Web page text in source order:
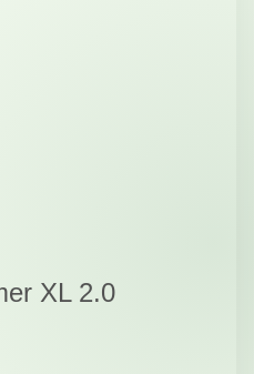
XL 2.0